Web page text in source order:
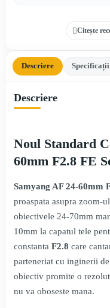
Citește
Descriere Specificații
Descriere
Noul Standard
60mm F2.8 FE
Samyang AF 24-60mm
proaspata asupra zoom-
obiectivele 24-70mm
10mm la capatul tele
constanta F2.8 care
parteneriat cu inginerii
obiectiv promite o
nu va oboseste mana.